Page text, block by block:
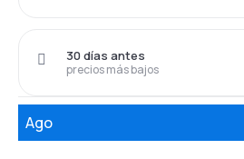
precios más bajos
30 días antes
Ago